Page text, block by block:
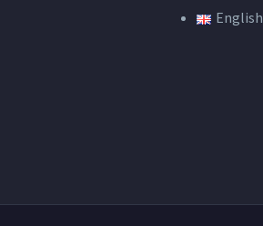
English